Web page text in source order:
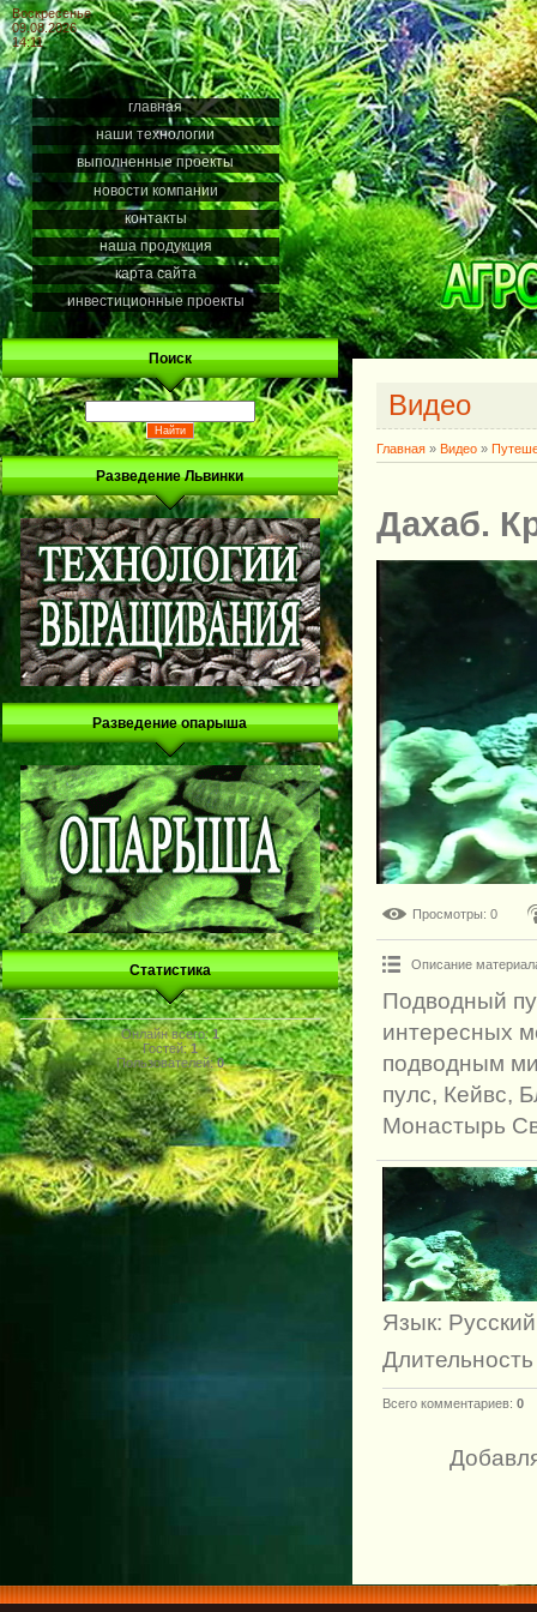
Воскресенье
09.08.2026
14:11
главная
наши технологии
выполненные проекты
новости компании
контакты
наша продукция
карта сайта
инвестиционные проекты
Поиск
Разведение Львинки
Разведение опарыша
Статистика
Онлайн всего:1
Гостей:1
Пользователей:0
Видео
Главная » Видео »
Дахаб.
Просмотры: 0
Описание
Подводный
интересных
подводным
пулс, Кейвс,
Монастырь
Язык: Русский
Всего комментариев: 0